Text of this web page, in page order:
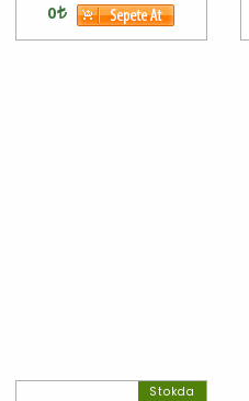
0
Stokda